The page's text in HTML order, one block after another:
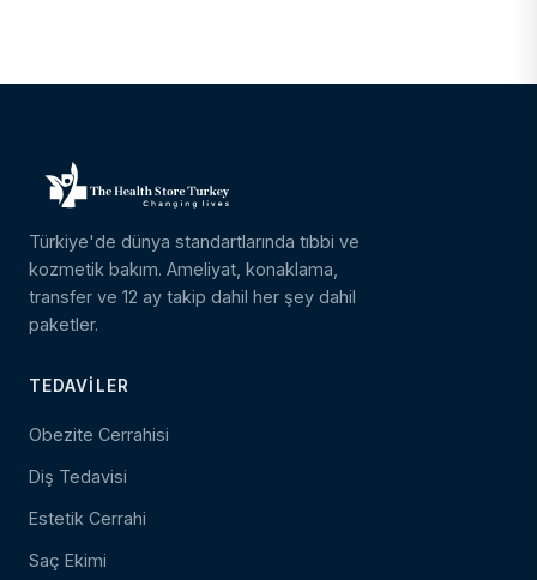
Türkiye'de dünya standartlarında tıbbi ve
kozmetik bakım. Ameliyat, konaklama,
transfer ve 12 ay takip dahil her şey dahil
paketler.
TEDAVILER
Obezite Cerrahisi
Diş Tedavisi
Estetik Cerrahi
Saç Ekimi